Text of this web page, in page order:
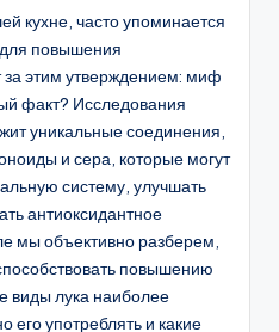
кухне, часто упоминается
для повышения
за этим утверждением: миф
факт? Исследования
уникальные соединения,
и сера, которые могут
систему, улучшать
антиоксидантное
мы объективно разберем,
повышению
виды лука наиболее
его употреблять и какие